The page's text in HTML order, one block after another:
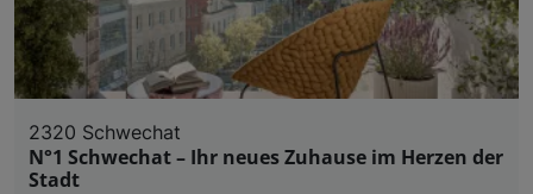
2320 Schwechat
N°1 Schwechat – Ihr neues Zuhause im Herzen der
Stadt